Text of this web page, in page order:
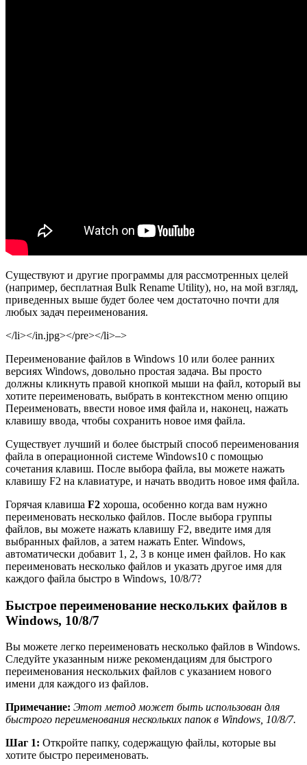
Существуют и другие программы для рассмотренных целей
(например, бесплатная Bulk Rename Utility), но, на мой взгляд,
приведенных выше будет более чем достаточно почти для
любых задач переименования.
</li></in.jpg></pre></li>–>
Переименование файлов в Windows 10 или более ранних
версиях Windows, довольно простая задача. Вы просто
должны кликнуть правой кнопкой мыши на файл, который вы
хотите переименовать, выбрать в контекстном меню опцию
Переименовать, ввести новое имя файла и, наконец, нажать
клавишу ввода, чтобы сохранить новое имя файла.
Существует лучший и более быстрый способ переименования
файла в операционной системе Windows10 с помощью
сочетания клавиш. После выбора файла, вы можете нажать
клавишу F2 на клавиатуре, и начать вводить новое имя файла.
Горячая клавиша F2 хороша, особенно когда вам нужно
переименовать несколько файлов. После выбора группы
файлов, вы можете нажать клавишу F2, введите имя для
выбранных файлов, а затем нажать Enter. Windows,
автоматически добавит 1, 2, 3 в конце имен файлов. Но как
переименовать несколько файлов и указать другое имя для
каждого файла быстро в Windows, 10/8/7?
Быстрое переименование нескольких файлов в
Windows, 10/8/7
Вы можете легко переименовать несколько файлов в Windows.
Следуйте указанным ниже рекомендациям для быстрого
переименования нескольких файлов с указанием нового
имени для каждого из файлов.
Примечание: Этот метод может быть использован для
быстрого переименования нескольких папок в Windows, 10/8/7.
Шаг 1: Откройте папку, содержащую файлы, которые вы
хотите быстро переименовать.